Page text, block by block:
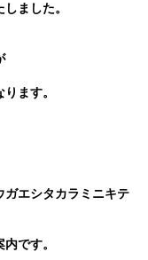
しました。
ります。
ガエシタカラミニキテ
内です。